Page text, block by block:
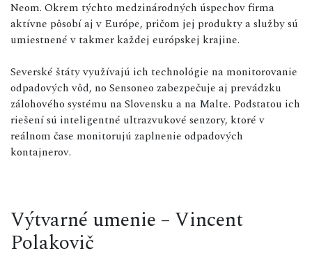
Neom. Okrem týchto medzinárodných úspechov firma
aktívne pôsobí aj v Európe, pričom jej produkty a služby sú
umiestnené v takmer každej európskej krajine.
Severské štáty využívajú ich technológie na monitorovanie
odpadových vôd, no Sensoneo zabezpečuje aj prevádzku
zálohového systému na Slovensku a na Malte. Podstatou ich
riešení sú inteligentné ultrazvukové senzory, ktoré v
reálnom čase monitorujú zaplnenie odpadových
kontajnerov.
Výtvarné umenie – Vincent
Polakovič